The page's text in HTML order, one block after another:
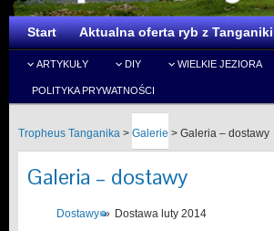
Start Aktualna oferta ryb z Tanganiki
ARTYKUŁY DIY WIELKIE JEZIORA
POLITYKA PRYWATNOŚCI
Tropheus Tanganika > Galerie > Galeria – dostawy
Galeria – dostawy
Dostawy » Dostawa luty 2014